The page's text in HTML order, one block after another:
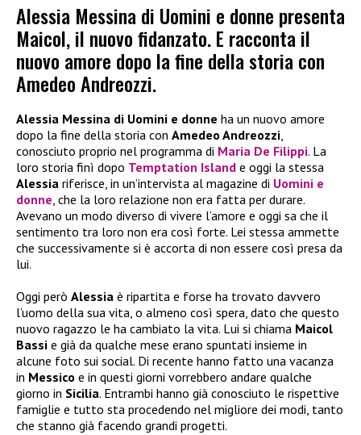
Alessia Messina di Uomini e donne presenta
Maicol, il nuovo fidanzato. E racconta il
nuovo amore dopo la fine della storia con
Amedeo Andreozzi.
Alessia Messina di Uomini e donne ha un nuovo amore
dopo la fine della storia con Amedeo Andreozzi,
conosciuto proprio nel programma di Maria De Filippi. La
loro storia finì dopo Temptation Island e oggi la stessa
Alessia riferisce, in un’intervista al magazine di Uomini e
donne, che la loro relazione non era fatta per durare.
Avevano un modo diverso di vivere l’amore e oggi sa che il
sentimento tra loro non era così forte. Lei stessa ammette
che successivamente si è accorta di non essere così presa da
lui.
Oggi però Alessia è ripartita e forse ha trovato davvero
l’uomo della sua vita, o almeno così spera, dato che questo
nuovo ragazzo le ha cambiato la vita. Lui si chiama Maicol
Bassi e già da qualche mese erano spuntati insieme in
alcune foto sui social. Di recente hanno fatto una vacanza
in Messico e in questi giorni vorrebbero andare qualche
giorno in Sicilia. Entrambi hanno già conosciuto le rispettive
famiglie e tutto sta procedendo nel migliore dei modi, tanto
che stanno già facendo grandi progetti.